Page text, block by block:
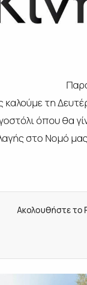
καλούμε τη
όπου θα
στο Νομό
Ακολουθήστε το